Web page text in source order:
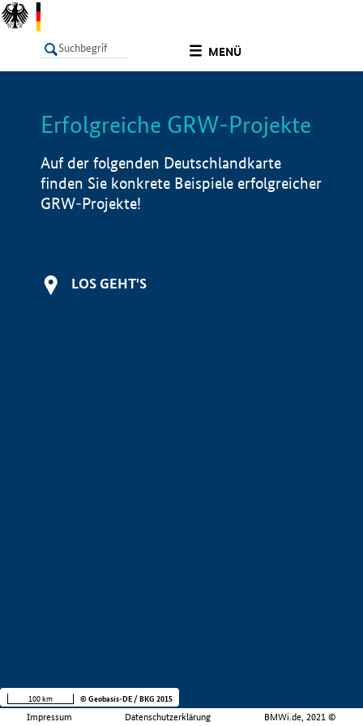
MENÜ
LISTE Info
Erfolgreiche GRW-Projekte
Auf der folgenden Deutschlandkarte
finden Sie konkrete Beispiele erfolgreicher
GRW-Projekte!
LOS GEHT'S
Impressum Datenschutzerklärung BMWi.de, 2021 ©
100 km © Geobasis-DE / BKG 2015